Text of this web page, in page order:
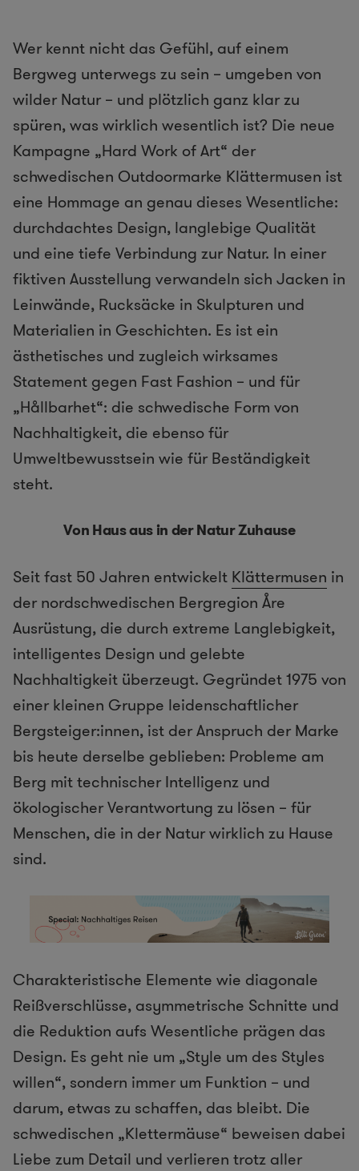
Wer kennt nicht das Gefühl, auf einem
Bergweg unterwegs zu sein – umgeben von
wilder Natur – und plötzlich ganz klar zu
spüren, was wirklich wesentlich ist? Die neue
Kampagne „Hard Work of Art“ der
schwedischen Outdoormarke Klättermusen ist
eine Hommage an genau dieses Wesentliche:
durchdachtes Design, langlebige Qualität
und eine tiefe Verbindung zur Natur. In einer
fiktiven Ausstellung verwandeln sich Jacken in
Leinwände, Rucksäcke in Skulpturen und
Materialien in Geschichten. Es ist ein
ästhetisches und zugleich wirksames
Statement gegen Fast Fashion – und für
„Hållbarhet“: die schwedische Form von
Nachhaltigkeit, die ebenso für
Umweltbewusstsein wie für Beständigkeit
steht.
Von Haus aus in der Natur Zuhause
Seit fast 50 Jahren entwickelt Klättermusen in
der nordschwedischen Bergregion Åre
Ausrüstung, die durch extreme Langlebigkeit,
intelligentes Design und gelebte
Nachhaltigkeit überzeugt. Gegründet 1975 von
einer kleinen Gruppe leidenschaftlicher
Bergsteiger:innen, ist der Anspruch der Marke
bis heute derselbe geblieben: Probleme am
Berg mit technischer Intelligenz und
ökologischer Verantwortung zu lösen – für
Menschen, die in der Natur wirklich zu Hause
sind.
Charakteristische Elemente wie diagonale
Reißverschlüsse, asymmetrische Schnitte und
die Reduktion aufs Wesentliche prägen das
Design. Es geht nie um „Style um des Styles
willen“, sondern immer um Funktion – und
darum, etwas zu schaffen, das bleibt. Die
schwedischen „Klettermäuse“ beweisen dabei
Liebe zum Detail und verlieren trotz aller